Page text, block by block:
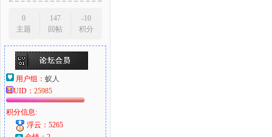
0
主题
147
回帖
-10
积分
用户组： 蚁人
UID： 25985
积分信息:
浮云：5265